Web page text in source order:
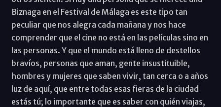
Biznaga en el Festival de Málaga es este tipo tan
peculiar que nos alegra cada mañana y nos hace
comprender que el cine no está en las películas sino en
las personas. Y que el mundo está lleno de destellos
bravíos, personas que aman, gente insustituible,
hombres y mujeres que saben vivir, tan cerca o a años
luz de aquí, que entre todas esas fieras de la ciudad
estás tú; lo importante que es saber con quién viajas,